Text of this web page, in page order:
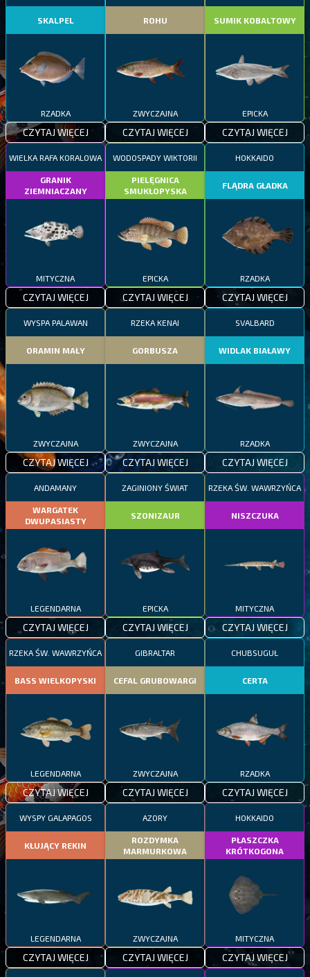
SKALPEL
RZADKA
CZYTAJ WIĘCEJ
ROHU
ZWYCZAJNA
CZYTAJ WIĘCEJ
SUMIK KOBALTOWY
EPICKA
CZYTAJ WIĘCEJ
WIELKA RAFA KORALOWA
GRANIK
ZIEMNIACZANY
MITYCZNA
CZYTAJ WIĘCEJ
WODOSPADY WIKTORII
PIELĘGNICA
SMUKŁOPYSKA
EPICKA
CZYTAJ WIĘCEJ
HOKKAIDO
FLĄDRA GŁADKA
RZADKA
CZYTAJ WIĘCEJ
WYSPA PALAWAN
ORAMIN MAŁY
ZWYCZAJNA
CZYTAJ WIĘCEJ
RZEKA KENAI
GORBUSZA
ZWYCZAJNA
CZYTAJ WIĘCEJ
SVALBARD
WIDLAK BIAŁAWY
RZADKA
CZYTAJ WIĘCEJ
ANDAMANY
WARGATEK
DWUPASIASTY
LEGENDARNA
CZYTAJ WIĘCEJ
ZAGINIONY ŚWIAT
SZONIZAUR
EPICKA
CZYTAJ WIĘCEJ
RZEKA ŚW. WAWRZYŃCA
NISZCZUKA
MITYCZNA
CZYTAJ WIĘCEJ
RZEKA ŚW. WAWRZYŃCA
BASS WIELKOPYSKI
LEGENDARNA
CZYTAJ WIĘCEJ
GIBRALTAR
CEFAL GRUBOWARGI
ZWYCZAJNA
CZYTAJ WIĘCEJ
CHUBSUGUŁ
CERTA
RZADKA
CZYTAJ WIĘCEJ
WYSPY GALAPAGOS
KŁUJĄCY REKIN
LEGENDARNA
CZYTAJ WIĘCEJ
AZORY
ROZDYMKA
MARMURKOWA
ZWYCZAJNA
CZYTAJ WIĘCEJ
HOKKAIDO
PŁASZCZKA
KRÓTKOGONA
MITYCZNA
CZYTAJ WIĘCEJ